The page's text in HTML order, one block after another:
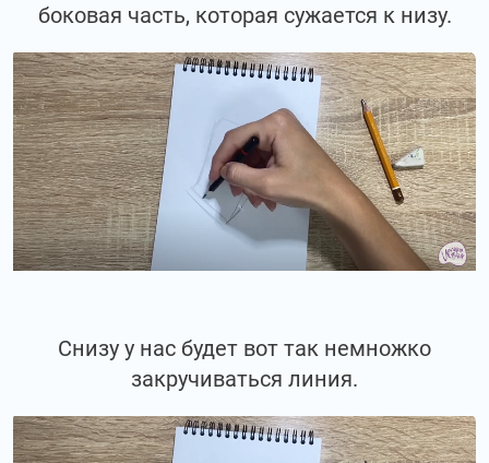
боковая часть, которая сужается к низу.
Снизу у нас будет вот так немножко
закручиваться линия.